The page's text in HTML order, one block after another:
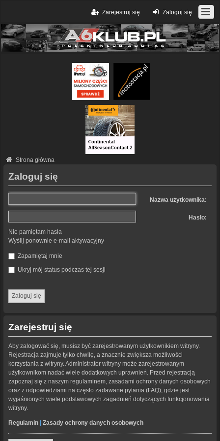
Zaloguj się
Zarejestruj się
Strona główna
Zaloguj się
Nazwa użytkownika:
Hasło:
Nie pamiętam hasła
Wyślij ponownie e-mail aktywacyjny
Zapamiętaj mnie
Ukryj mój status podczas tej sesji
Zarejestruj się
Aby zalogować się, musisz być zarejestrowanym użytkownikiem witryny.
Rejestracja zajmuje tylko chwilę, a znacznie zwiększa możliwości
korzystania z witryny. Administrator witryny może zarejestrowanym
użytkownikom nadać wiele dodatkowych uprawnień. Przed rejestracją
zapoznaj się z naszym regulaminem, zasadami ochrony danych osobowych
oraz z odpowiedziami na często zadawane pytania (FAQ), gdzie jest
wyjaśnionych wiele podstawowych zagadnień dotyczących funkcjonowania
witryny.
Regulamin Zasady ochrony danych osobowych